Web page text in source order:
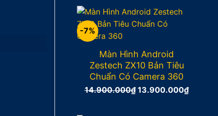
12.900.000₫.
-7%
Màn Hình Android
Zestech ZX10 Bản Tiêu
Chuẩn Có Camera 360
14.900.000₫ Giá
13.900.000₫Giá